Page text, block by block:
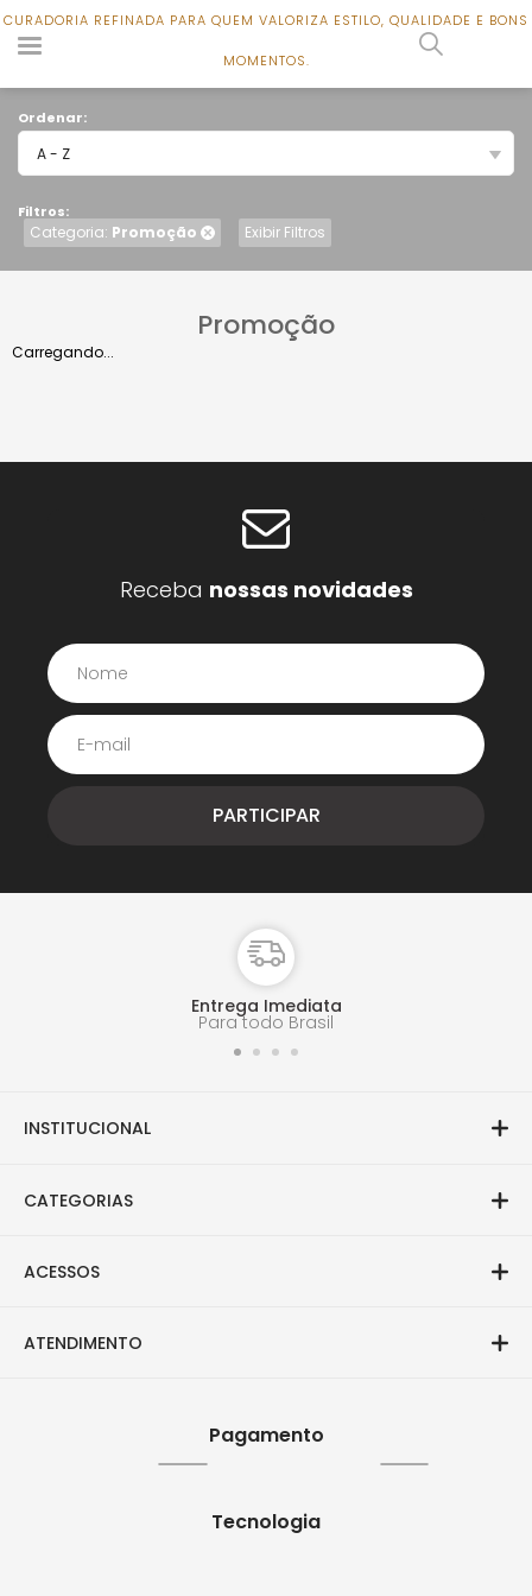
CURADORIA REFINADA PARA QUEM VALORIZA ESTILO, QUALIDADE E BONS
MOMENTOS.
CURADORIA REFINADA PARA QUEM VALORIZA ESTILO, QUALIDADE E BONS
MOMENTOS.
0
Ordenar:
A - Z
Filtros:
Categoria: Promoção Exibir Filtros
Promoção
Carregando...
Receba nossas novidades
Entrega Imediata
Para todo Brasil
INSTITUCIONAL
CATEGORIAS
ACESSOS
ATENDIMENTO
Pagamento
Tecnologia